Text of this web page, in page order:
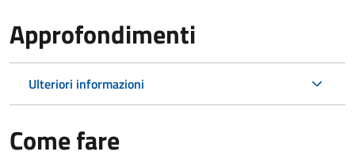
Approfondimenti
Ulteriori informazioni
Come fare